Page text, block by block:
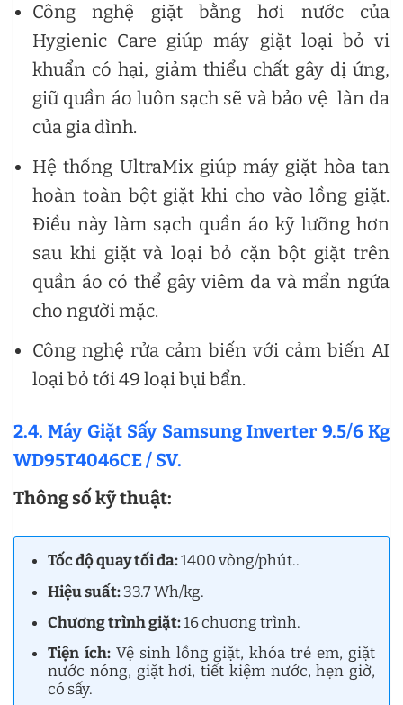
Công nghệ giặt bằng hơi nước của
Hygienic Care giúp máy giặt loại bỏ vi
khuẩn có hại, giảm thiểu chất gây dị ứng,
giữ quần áo luôn sạch sẽ và bảo vệ làn da
của gia đình.
Hệ thống UltraMix giúp máy giặt hòa tan
hoàn toàn bột giặt khi cho vào lồng giặt.
Điều này làm sạch quần áo kỹ lưỡng hơn
sau khi giặt và loại bỏ cặn bột giặt trên
quần áo có thể gây viêm da và mẩn ngứa
cho người mặc.
Công nghệ rửa cảm biến với cảm biến AI
loại bỏ tới 49 loại bụi bẩn.
2.4. Máy Giặt Sấy Samsung Inverter 9.5/6 Kg
WD95T4046CE / SV.
Thông số kỹ thuật:
Tốc độ quay tối đa:1400 vòng/phút..
Hiệu suất:33.7 Wh/kg.
Chương trình giặt:16 chương trình.
Tiện ích:Vệ sinh lồng giặt, khóa trẻ em, giặt
nước nóng, giặt hơi, tiết kiệm nước, hẹn giờ,
có sấy.